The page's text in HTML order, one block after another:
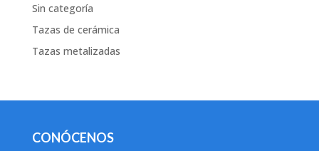
Sin categoría
Tazas de cerámica
Tazas metalizadas
CONÓCENOS